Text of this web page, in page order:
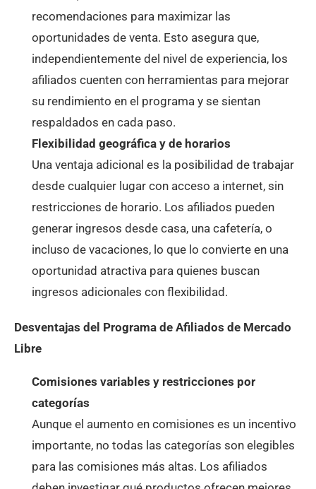
recomendaciones para maximizar las
oportunidades de venta. Esto asegura que,
independientemente del nivel de experiencia, los
afiliados cuenten con herramientas para mejorar
su rendimiento en el programa y se sientan
respaldados en cada paso.
Flexibilidad geográfica y de horarios
Una ventaja adicional es la posibilidad de trabajar
desde cualquier lugar con acceso a internet, sin
restricciones de horario. Los afiliados pueden
generar ingresos desde casa, una cafetería, o
incluso de vacaciones, lo que lo convierte en una
oportunidad atractiva para quienes buscan
ingresos adicionales con flexibilidad.
Desventajas del Programa de Afiliados de Mercado
Libre
Comisiones variables y restricciones por
categorías
Aunque el aumento en comisiones es un incentivo
importante, no todas las categorías son elegibles
para las comisiones más altas. Los afiliados